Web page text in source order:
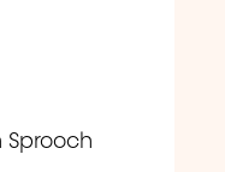
Sprooch